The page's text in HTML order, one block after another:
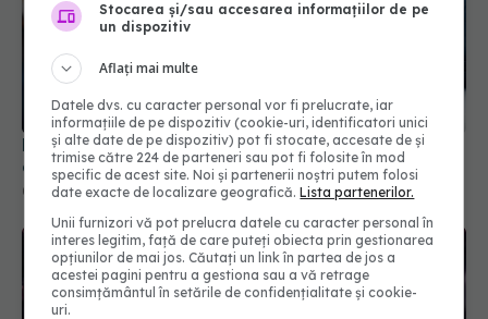
Evoluția COVID-19 în România. Datele surpriză
care dau peste cap previziunile specialiștilor
07 oct 2025, 16:23
Stocarea și/sau accesarea informațiilor de pe
un dispozitiv
Aflați mai multe
Datele dvs. cu caracter personal vor fi prelucrate, iar
informațiile de pe dispozitiv (cookie-uri, identificatori unici
și alte date de pe dispozitiv) pot fi stocate, accesate de și
trimise către 224 de parteneri sau pot fi folosite în mod
specific de acest site. Noi și partenerii noștri putem folosi
date exacte de localizare geografică.Lista partenerilor.
Unii furnizori vă pot prelucra datele cu caracter personal în
interes legitim, față de care puteți obiecta prin gestionarea
opțiunilor de mai jos. Căutați un link în partea de jos a
acestei pagini pentru a gestiona sau a vă retrage
consimțământul în setările de confidențialitate și cookie-
uri.